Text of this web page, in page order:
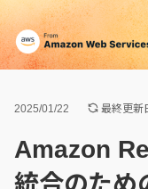
2025/01/22 最終更新
Amazon